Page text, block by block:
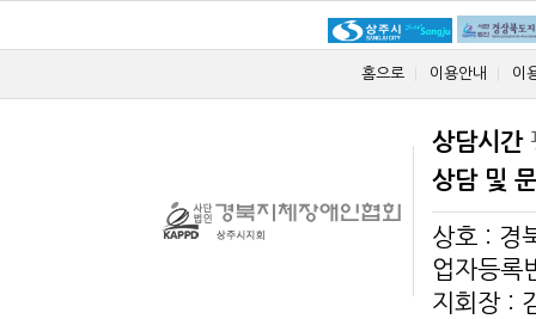
홈으로 이용안내 이
상담시간
상담 및
상호 : 경
업자등
지회장 :